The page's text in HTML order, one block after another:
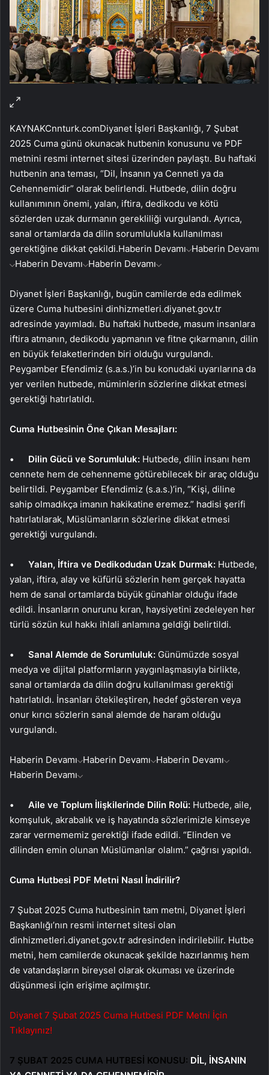
KAYNAKCnnturk.comDiyanet İşleri Başkanlığı, 7 Şubat
2025 Cuma günü okunacak hutbenin konusunu ve PDF
metnini resmi internet sitesi üzerinden paylaştı. Bu haftaki
hutbenin ana teması, “Dil, İnsanın ya Cenneti ya da
Cehennemidir” olarak belirlendi. Hutbede, dilin doğru
kullanımının önemi, yalan, iftira, dedikodu ve kötü
sözlerden uzak durmanın gerekliliği vurgulandı. Ayrıca,
sanal ortamlarda da dilin sorumlulukla kullanılması
gerektiğine dikkat çekildi.Haberin Devamı Haberin Devamı
Haberin Devamı Haberin Devamı
Diyanet İşleri Başkanlığı, bugün camilerde eda edilmek
üzere Cuma hutbesini dinhizmetleri.diyanet.gov.tr
adresinde yayımladı. Bu haftaki hutbede, masum insanlara
iftira atmanın, dedikodu yapmanın ve fitne çıkarmanın, dilin
en büyük felaketlerinden biri olduğu vurgulandı.
Peygamber Efendimiz (s.a.s.)’in bu konudaki uyarılarına da
yer verilen hutbede, müminlerin sözlerine dikkat etmesi
gerektiği hatırlatıldı.
Cuma Hutbesinin Öne Çıkan Mesajları:
• Dilin Gücü ve Sorumluluk: Hutbede, dilin insanı hem
cennete hem de cehenneme götürebilecek bir araç olduğu
belirtildi. Peygamber Efendimiz (s.a.s.)’in, “Kişi, diline
sahip olmadıkça imanın hakikatine eremez.” hadisi şerifi
hatırlatılarak, Müslümanların sözlerine dikkat etmesi
gerektiği vurgulandı.
• Yalan, İftira ve Dedikodudan Uzak Durmak: Hutbede,
yalan, iftira, alay ve küfürlü sözlerin hem gerçek hayatta
hem de sanal ortamlarda büyük günahlar olduğu ifade
edildi. İnsanların onurunu kıran, haysiyetini zedeleyen her
türlü sözün kul hakkı ihlali anlamına geldiği belirtildi.
• Sanal Alemde de Sorumluluk: Günümüzde sosyal
medya ve dijital platformların yaygınlaşmasıyla birlikte,
sanal ortamlarda da dilin doğru kullanılması gerektiği
hatırlatıldı. İnsanları ötekileştiren, hedef gösteren veya
onur kırıcı sözlerin sanal alemde de haram olduğu
vurgulandı.
Haberin Devamı Haberin Devamı Haberin Devamı
Haberin Devamı
• Aile ve Toplum İlişkilerinde Dilin Rolü: Hutbede, aile,
komşuluk, akrabalık ve iş hayatında sözlerimizle kimseye
zarar vermememiz gerektiği ifade edildi. “Elinden ve
dilinden emin olunan Müslümanlar olalım.” çağrısı yapıldı.
Cuma Hutbesi PDF Metni Nasıl İndirilir?
7 Şubat 2025 Cuma hutbesinin tam metni, Diyanet İşleri
Başkanlığı’nın resmi internet sitesi olan
dinhizmetleri.diyanet.gov.tr adresinden indirilebilir. Hutbe
metni, hem camilerde okunacak şekilde hazırlanmış hem
de vatandaşların bireysel olarak okuması ve üzerinde
düşünmesi için erişime açılmıştır.
Diyanet 7 Şubat 2025 Cuma Hutbesi PDF Metni İçin
Tıklayınız!
7 ŞUBAT 2025 CUMA HUTBESİ KONUSU: DİL, İNSANIN